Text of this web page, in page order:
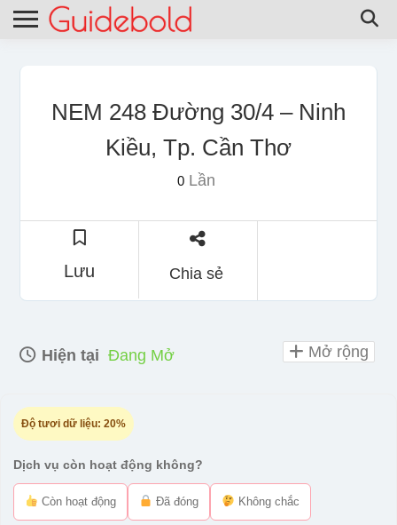
NEM 248 Đường 30/4 – Ninh
Kiều, Tp. Cần Thơ
0Lần
Lưu Chia sẻ
Hiện tại Đang Mở
Độ tươi dữ liệu: 20%
Dịch vụ còn hoạt động không?
Còn hoạt động Đã đóng Không chắc
Mở rộng